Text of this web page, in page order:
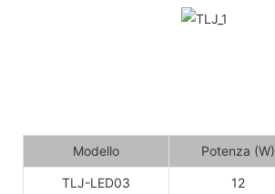
Modello Potenza (W)
TLJ-LED03 12